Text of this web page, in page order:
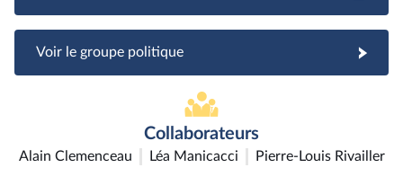
Voir le groupe politique
Collaborateurs
Alain Clemenceau Léa Manicacci Pierre-Louis Rivailler